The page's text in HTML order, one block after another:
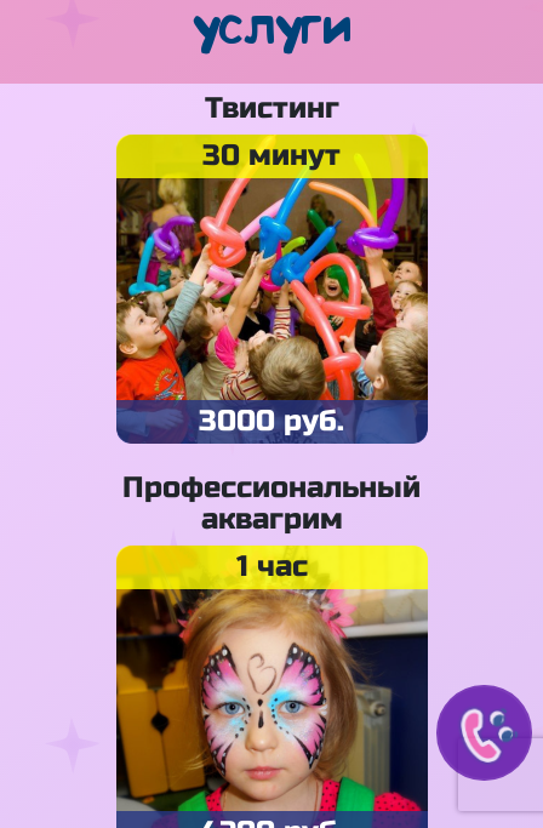
услуги
Твистинг
30 минут
3000 руб.
Профессиональный
аквагрим
1 час